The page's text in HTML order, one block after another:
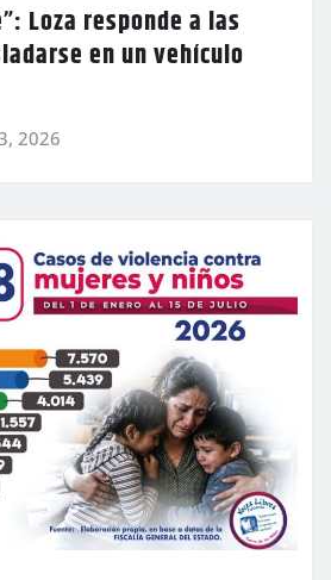
Loza responde a las
en un vehículo
2026